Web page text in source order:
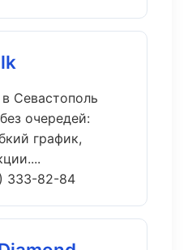
Севастополь
очередей:
график,
333-82-84